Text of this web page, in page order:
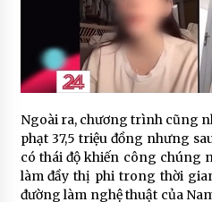
Ngoài ra, chương trình cũng
phạt 37,5 triệu đồng nhưng
có thái độ khiến công chúng
làm đầy thị phi trong thời
đường làm nghệ thuật của